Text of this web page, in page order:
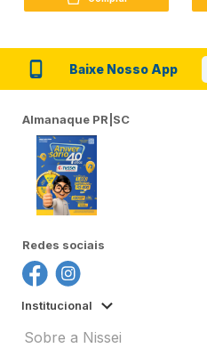
Baixe Nosso App
Almanaque PR|SC
Redes sociais
Institucional
Sobre a Nissei